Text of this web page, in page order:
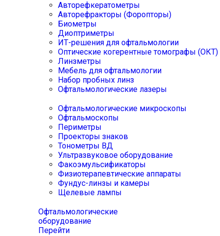
Авторефкератометры
Авторефракторы (Форопторы)
Биометры
Диоптриметры
ИТ-решения для офтальмологии
Оптические когерентные томографы (ОКТ)
Линзметры
Мебель для офтальмологии
Набор пробных линз
Офтальмологические лазеры
Офтальмологические микроскопы
Офтальмоскопы
Периметры
Проекторы знаков
Тонометры ВД
Ультразвуковое оборудование
Факоэмульсификаторы
Физиотерапевтические аппараты
Фундус-линзы и камеры
Щелевые лампы
Офтальмологические
оборудование
Перейти